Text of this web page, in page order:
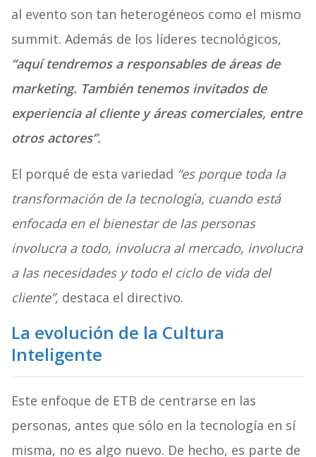
al evento son tan heterogéneos como el mismo
summit. Además de los líderes tecnológicos,
“aquí tendremos a responsables de áreas de
marketing. También tenemos invitados de
experiencia al cliente y áreas comerciales, entre
otros actores”.
El porqué de esta variedad “es porque toda la
transformación de la tecnología, cuando está
enfocada en el bienestar de las personas
involucra a todo, involucra al mercado, involucra
a las necesidades y todo el ciclo de vida del
cliente”, destaca el directivo.
La evolución de la Cultura
Inteligente
Este enfoque de ETB de centrarse en las
personas, antes que sólo en la tecnología en sí
misma, no es algo nuevo. De hecho, es parte de